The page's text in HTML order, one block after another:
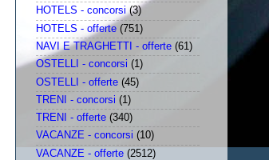
HOTELS - concorsi (3)
HOTELS - offerte (751)
NAVI E TRAGHETTI - offerte (61)
OSTELLI - concorsi (1)
OSTELLI - offerte (45)
TRENI - concorsi (1)
TRENI - offerte (340)
VACANZE - concorsi (10)
VACANZE - offerte (2512)